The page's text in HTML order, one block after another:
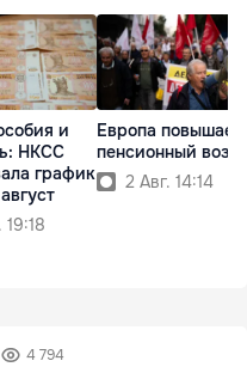
и
НКСС
график
Европа повышает
пенсионный
2 Авг. 14:14
4 794